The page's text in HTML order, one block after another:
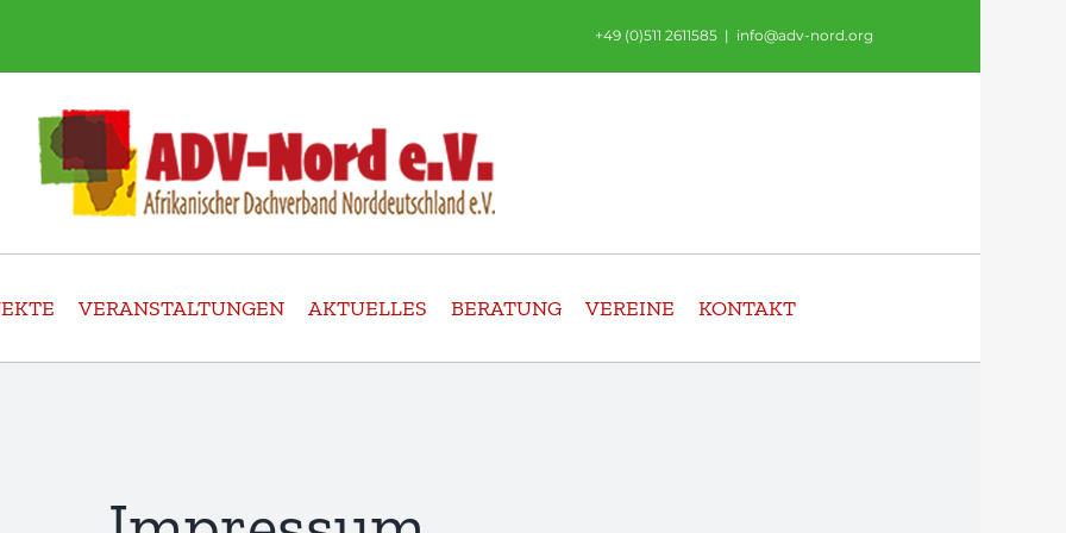
+49 (0)511 2611585 | info@adv-nord.org
VERANSTALTUNGEN AKTUELLES BERATUNG VEREINE KONTAKT